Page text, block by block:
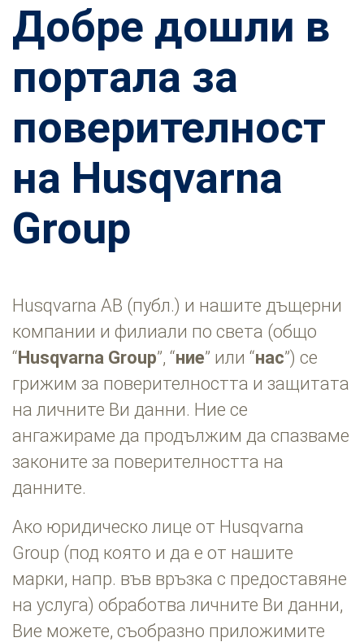
Добре дошли в
портала за
поверителност
на Husqvarna
Group
Husqvarna AB (публ.) и нашите дъщерни
компании и филиали по света (общо
“Husqvarna Group”, “ние” или “нас”) се
грижим за поверителността и защитата
на личните Ви данни. Ние се
ангажираме да продължим да спазваме
законите за поверителността на
данните.
Ако юридическо лице от Husqvarna
Group (под която и да е от нашите
марки, напр. във връзка с предоставяне
на услуга) обработва личните Ви данни,
Вие можете, съобразно приложимите